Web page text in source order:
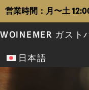
営業時間：月〜土
WOINEMER ガスト
日本語